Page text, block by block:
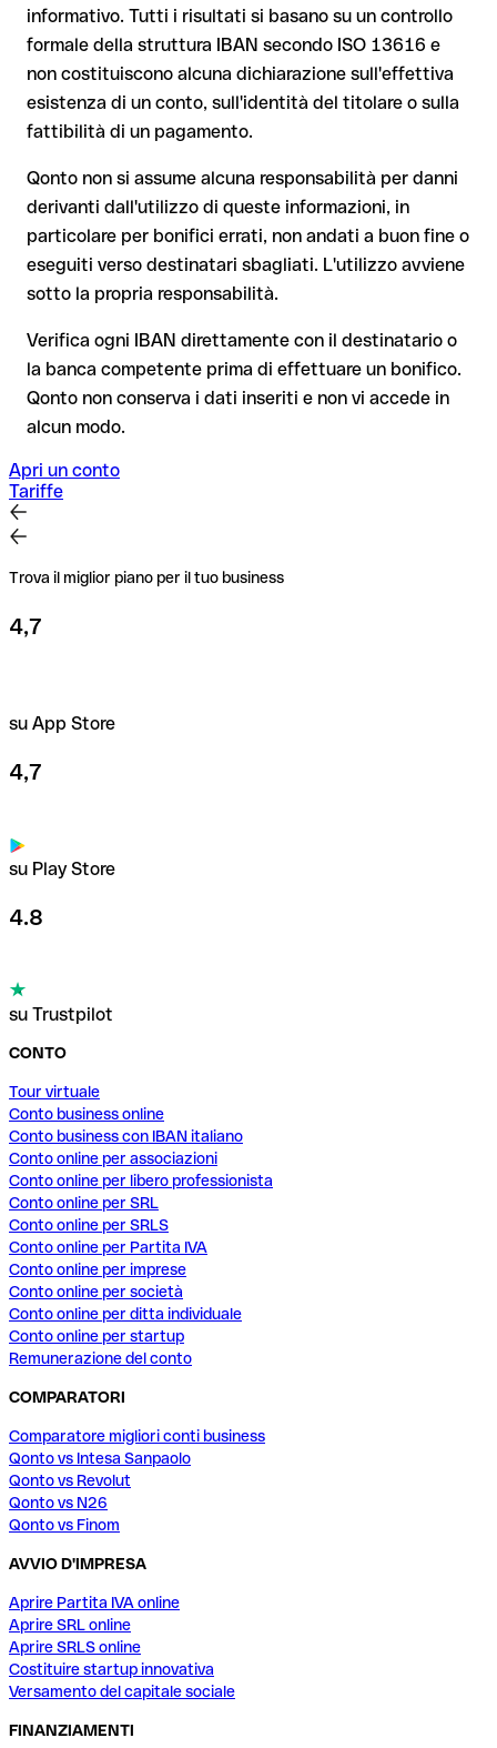
Dal 9 ottobre 2025, prima della conferma del pagamento, la
tua banca verifica la corrispondenza tra l'IBAN e il nome del
beneficiarioe te lo comunica. Questo controllo non blocca il
pagamento, la decisione finale resta tua, e non si applica ai
Consiglio
: chiedi al destinatario di confermare l'IBAN per
importi elevati. L'esistenza di un conto può essere verificata
esclusivamente da Halyk Bank stessa o tramite un bonifico di
Il tuo istituto avvia su richiesta una procedura di richiamo
Il rimborso non è però garantito, soprattutto se il
destinatario ha già prelevato il denaro
Per i bonifici internazionali fuori dall'area SEPA, il recupero è
molto più complesso e comporta commissioni aggiuntive
bonifici SEPA in euro, prima della conferma del pagamento la
tua banca verifica la corrispondenza tra l'IBAN e il nome del
beneficiario. Se i dati non coincidono, ricevi un avviso che ti
consente di individuare l'errore prima di procedere. Questo
controllo non blocca il pagamento, la decisione finale resta
Consiglio: verifica ogni IBAN prima di un bonifico con il nostro
per importi elevati o nuovi rapporti commerciali.
informativo. Tutti i risultati si basano su un controllo
formale della struttura IBAN secondo ISO 13616 e
non costituiscono alcuna dichiarazione sull'effettiva
esistenza di un conto, sull'identità del titolare o sulla
fattibilità di un pagamento.
Qonto non si assume alcuna responsabilità per danni
derivanti dall'utilizzo di queste informazioni, in
particolare per bonifici errati, non andati a buon fine o
eseguiti verso destinatari sbagliati. L'utilizzo avviene
sotto la propria responsabilità.
Verifica ogni IBAN direttamente con il destinatario o
la banca competente prima di effettuare un bonifico.
Qonto non conserva i dati inseriti e non vi accede in
alcun modo.
Apri un conto
Tariffe
Trova il miglior piano per il tuo business
4,7
su App Store
4,7
su Play Store
4.8
su Trustpilot
CONTO
Tour virtuale
Conto business online
Conto business con IBAN italiano
Conto online per associazioni
Conto online per libero professionista
Conto online per SRL
Conto online per SRLS
Conto online per Partita IVA
Conto online per imprese
Conto online per società
Conto online per ditta individuale
Conto online per startup
Remunerazione del conto
COMPARATORI
Comparatore migliori conti business
Qonto vs Intesa Sanpaolo
Qonto vs Revolut
Qonto vs N26
Qonto vs Finom
AVVIO D'IMPRESA
Aprire Partita IVA online
Aprire SRL online
Aprire SRLS online
Costituire startup innovativa
Versamento del capitale sociale
FINANZIAMENTI